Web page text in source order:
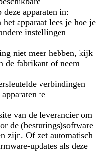
apparaten in:
apparaat lees je hoe je
instellingen
niet meer hebben, kijk
de fabrikant of neem
verbindingen
te
van de leverancier om
de (besturings)software
zijn. Of zet automatisch
updates als deze